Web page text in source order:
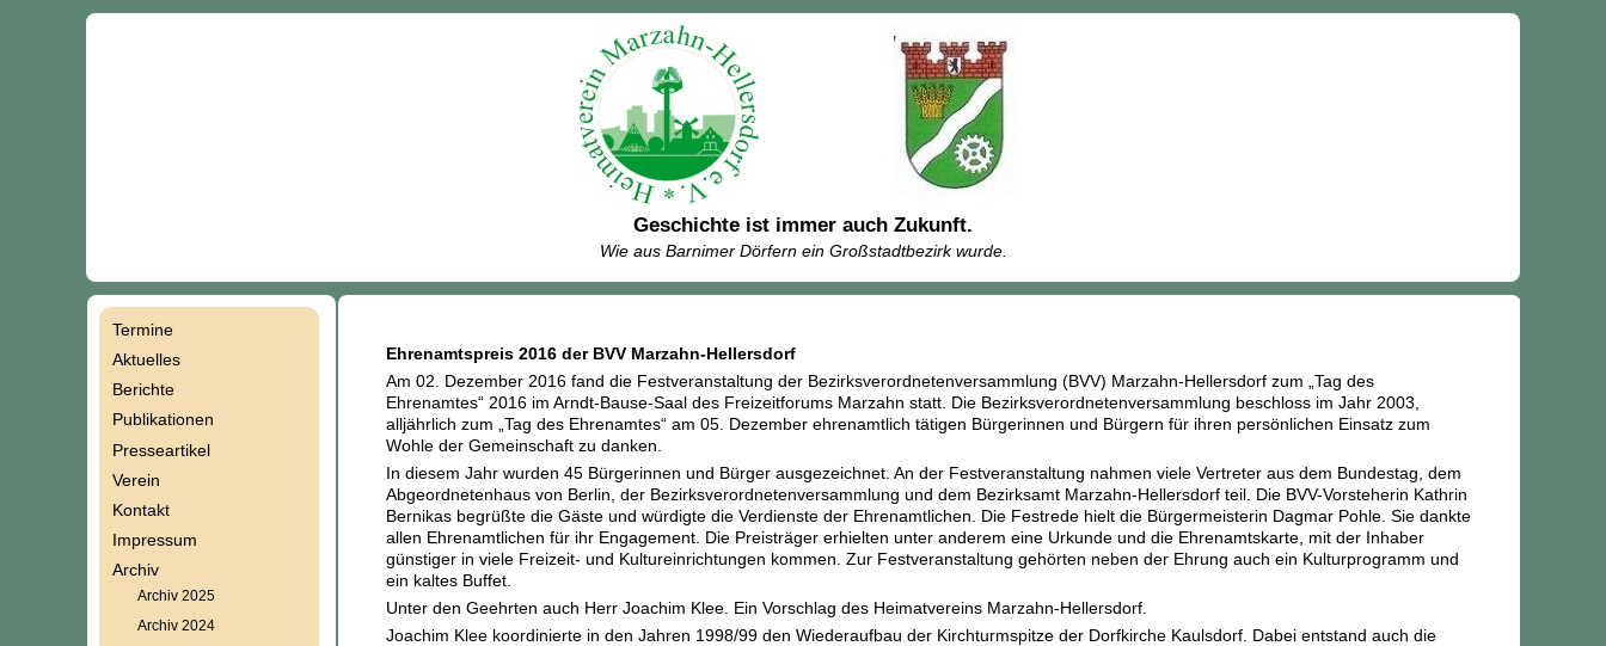
Geschichte ist immer auch Zukunft.
Wie aus Barnimer Dörfern ein Großstadtbezirk wurde.
Ehrenamtspreis 2016 der BVV Marzahn-Hellersdorf
Am 02. Dezember 2016 fand die Festveranstaltung der Bezirksverordnetenversammlung (BVV) Marzahn-Hellersdorf zum „Tag des
Ehrenamtes“ 2016 im Arndt-Bause-Saal des Freizeitforums Marzahn statt. Die Bezirksverordnetenversammlung beschloss im Jahr 2003,
alljährlich zum „Tag des Ehrenamtes“ am 05. Dezember ehrenamtlich tätigen Bürgerinnen und Bürgern für ihren persönlichen Einsatz zum
Wohle der Gemeinschaft zu danken.
In diesem Jahr wurden 45 Bürgerinnen und Bürger ausgezeichnet. An der Festveranstaltung nahmen viele Vertreter aus dem Bundestag, dem
Abgeordnetenhaus von Berlin, der Bezirksverordnetenversammlung und dem Bezirksamt Marzahn-Hellersdorf teil. Die BVV-Vorsteherin Kathrin
Bernikas begrüßte die Gäste und würdigte die Verdienste der Ehrenamtlichen. Die Festrede hielt die Bürgermeisterin Dagmar Pohle. Sie dankte
allen Ehrenamtlichen für ihr Engagement. Die Preisträger erhielten unter anderem eine Urkunde und die Ehrenamtskarte, mit der Inhaber
günstiger in viele Freizeit- und Kultureinrichtungen kommen. Zur Festveranstaltung gehörten neben der Ehrung auch ein Kulturprogramm und
ein kaltes Buffet.
Unter den Geehrten auch Herr Joachim Klee. Ein Vorschlag des Heimatvereins Marzahn-Hellersdorf.
Joachim Klee koordinierte in den Jahren 1998/99 den Wiederaufbau der Kirchturmspitze der Dorfkirche Kaulsdorf. Dabei entstand auch die
Termine
Aktuelles
Berichte
Publikationen
Presseartikel
Verein
Kontakt
Impressum
Archiv
Archiv 2025
Archiv 2024